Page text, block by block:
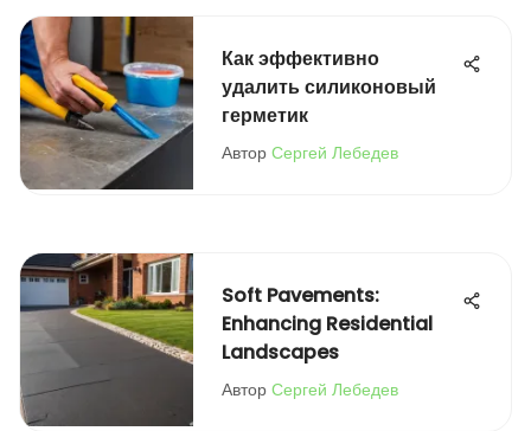
Как эффективно
удалить силиконовый
герметик
Автор Сергей Лебедев
Soft Pavements:
Enhancing Residential
Landscapes
Автор Сергей Лебедев